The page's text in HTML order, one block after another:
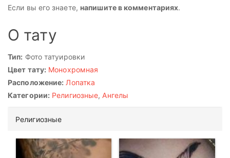
Если вы его знаете, напишите в комментариях.
О тату
Тип: Фото татуировки
Цвет тату: Монохромная
Расположение: Лопатка
Категории: Религиозные, Ангелы
Религиозные